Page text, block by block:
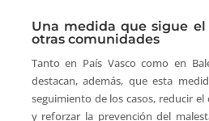
Una medida que sigue
otras comunidades
Tanto en País Vasco como en
destacan, además, que esta
seguimiento de los casos, reducir
y reforzar la prevención del